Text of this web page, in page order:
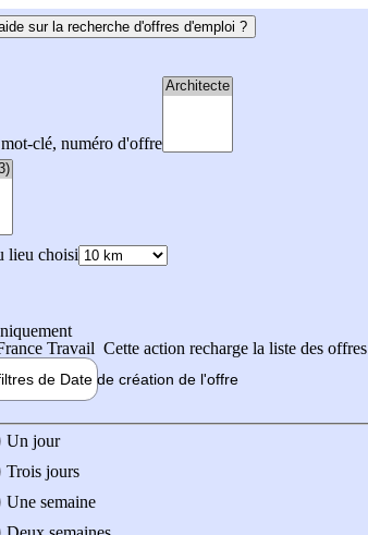
sur la recherche d'offres d'emploi ?
clé, numéro d'offre
lieu choisi
Travail Cette action recharge la liste des offres
de Date de création de l'offre
de l'offre
Un jour
Trois jours
Une semaine